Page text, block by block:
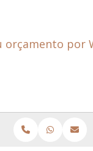
orçamento por